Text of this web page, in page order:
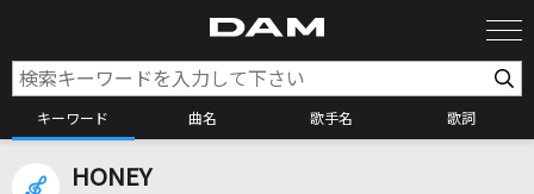
キーワード 曲名 歌手名 歌詞
HONEY